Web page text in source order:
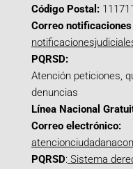
Código Postal: 111711
Correo
PQRSD:
Atención peticiones,
denuncias
Línea Nacional
Correo electrónico:
PQRSD: Sistema